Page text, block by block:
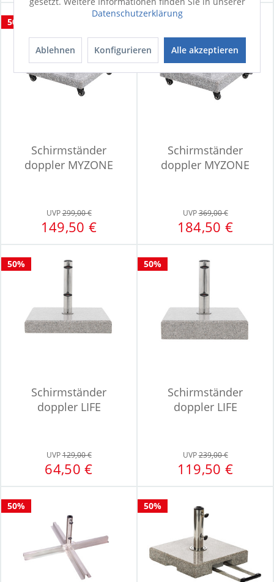
50%
Schirmständer
doppler MYZONE
UVP299,00 €
149,50 €
Schirmständer
doppler MYZONE
UVP369,00 €
184,50 €
50%
Schirmständer
doppler LIFE
UVP129,00 €
64,50 €
50%
Schirmständer
doppler LIFE
UVP239,00 €
119,50 €
50% 50%
Datenschutzerklärung
Ablehnen Konfigurieren Alle akzeptieren